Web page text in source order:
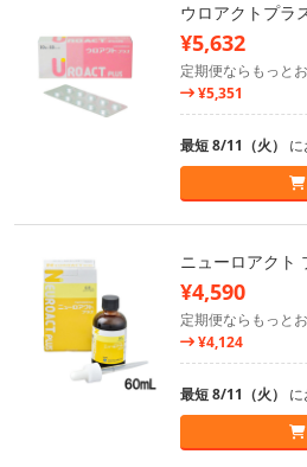
ウロアクトプラ
¥5,632
定期便ならもっと
¥5,351
最短 8/11（火）
ニューロアクト
¥4,590
定期便ならもっと
¥4,124
最短 8/11（火）